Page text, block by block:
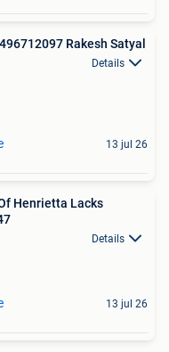
Rakesh Satyal
Details
13 jul 26
Henrietta Lacks
Details
13 jul 26